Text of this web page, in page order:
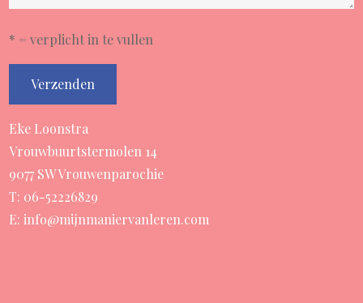
* = verplicht in te vullen
Eke Loonstra
Vrouwbuurtstermolen 14
9077 SW Vrouwenparochie
T: 06-52226829
E: info@mijnmaniervanleren.com